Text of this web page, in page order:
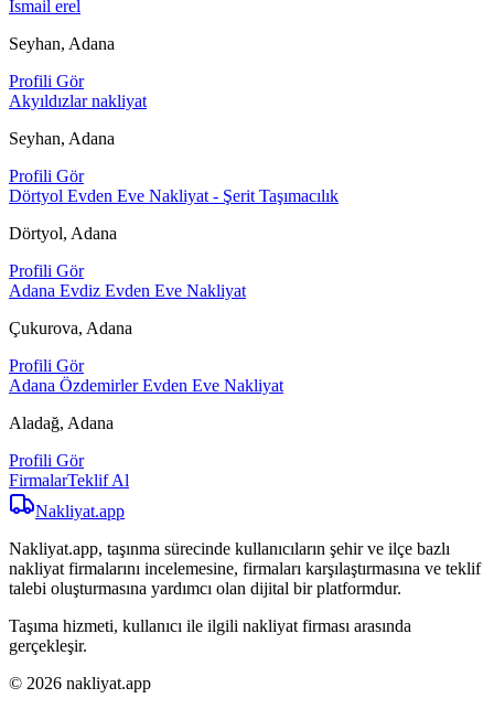
İsmail erel
Seyhan, Adana
Profili Gör
Akyıldızlar nakliyat
Seyhan, Adana
Profili Gör
Dörtyol Evden Eve Nakliyat - Şerit Taşımacılık
Dörtyol, Adana
Profili Gör
Adana Evdiz Evden Eve Nakliyat
Çukurova, Adana
Profili Gör
Adana Özdemirler Evden Eve Nakliyat
Aladağ, Adana
Profili Gör
FirmalarTeklif Al
Nakliyat.app
Nakliyat.app, taşınma sürecinde kullanıcıların şehir ve ilçe bazlı
nakliyat firmalarını incelemesine, firmaları karşılaştırmasına ve teklif
talebi oluşturmasına yardımcı olan dijital bir platformdur.
Taşıma hizmeti, kullanıcı ile ilgili nakliyat firması arasında
gerçekleşir.
© 2026 nakliyat.app